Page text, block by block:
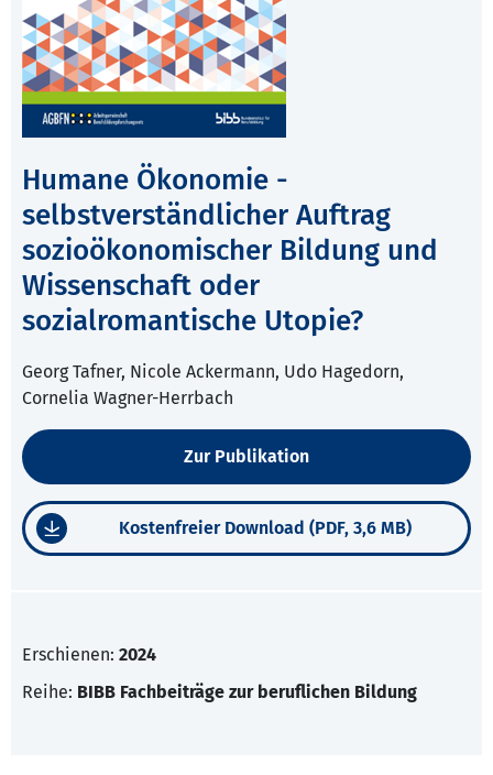
Humane Ökonomie -
selbstverständlicher Auftrag
sozioökonomischer Bildung und
Wissenschaft oder
sozialromantische Utopie?
Georg Tafner, Nicole Ackermann, Udo Hagedorn,
Cornelia Wagner-Herrbach
Zur Publikation
Kostenfreier Download (PDF, 3,6 MB)
Erschienen: 2024
Reihe: BIBB Fachbeiträge zur beruflichen Bildung